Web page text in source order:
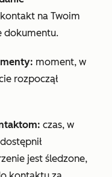
na Twoim
dokumentu.
moment, w
rozpoczął
czas, w
jest śledzone,